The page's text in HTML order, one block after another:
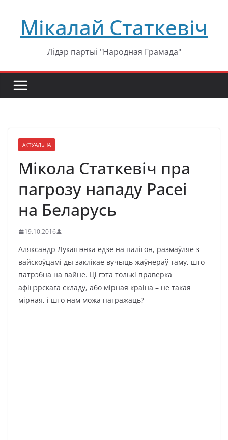
содержимому
Мікалай Статкевіч
Лідэр партыі "Народная Грамада"
АКТУАЛЬНА
Мікола Статкевіч пра
пагрозу нападу Расеі
на Беларусь
19.10.2016
Аляксандр Лукашэнка едзе на палігон, размаўляе з
вайскоўцамі ды заклікае вучыць жаўнераў таму, што
патрэбна на вайне. Ці гэта толькі праверка
афіцэрскага складу, або мірная краіна – не такая
мірная, і што нам можа пагражаць?